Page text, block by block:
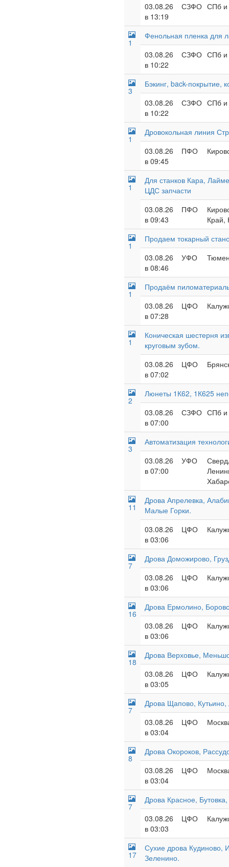
03.08.26
в 13:19
СЗФО СПб и
1
Фенольная пленка для
03.08.26
в 10:22
СЗФО СПб и
3
Бэкинг, back-покрытие,
03.08.26
в 10:22
СЗФО СПб и
1
Дровокольная линия
03.08.26
в 09:45
ПФО
1
Для станков Кара,
ЦДС запчасти
03.08.26
в 09:43
ПФО
Край,
1
Продаем токарный
03.08.26
в 08:46
УФО
1
Продаём
03.08.26
в 07:28
ЦФО
1
Коническая шестерня
круговым зубом.
03.08.26
в 07:02
ЦФО
2
Люнеты 1К62, 1К625
03.08.26
в 07:00
СЗФО СПб и
3
Автоматизация
03.08.26
в 07:00
УФО
11
Дрова Апрелевка,
Малые Горки.
03.08.26
в 03:06
ЦФО
7
Дрова Доможирово,
03.08.26
в 03:06
ЦФО
16
Дрова Ермолино,
03.08.26
в 03:06
ЦФО
18
Дрова Верховье,
03.08.26
в 03:05
ЦФО
7
Дрова Щапово,
03.08.26
в 03:04
ЦФО
8
Дрова Окороков,
03.08.26
в 03:04
ЦФО
7
Дрова Красное,
03.08.26
в 03:03
ЦФО
17
Сухие дрова Кудиново,
Зеленино.